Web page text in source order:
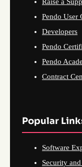
Pendo User
Developers
Pendo
Pendo
Contract
Popular
Software
Security